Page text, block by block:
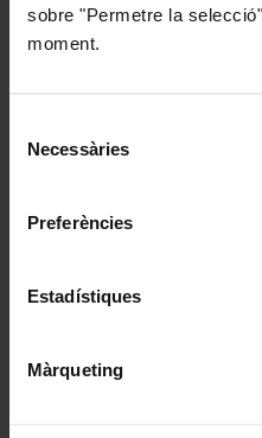
sobre "Permetre la
moment.
Necessàries
Preferències
Estadístiques
Màrqueting